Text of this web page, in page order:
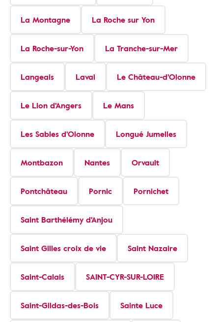
La Montagne La Roche sur Yon
La Roche-sur-Yon La Tranche-sur-Mer
Langeais Laval Le Château-d'Olonne
Le Lion d'Angers Le Mans
Les Sables d'Olonne Longué Jumelles
Montbazon Nantes Orvault
Pontchâteau Pornic Pornichet
Saint Barthélémy d'Anjou
Saint Gilles croix de vie Saint Nazaire
Saint-Calais SAINT-CYR-SUR-LOIRE
Saint-Gildas-des-Bois Sainte Luce